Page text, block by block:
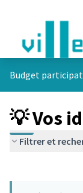
Budget
💡 Vos
Filtrer et